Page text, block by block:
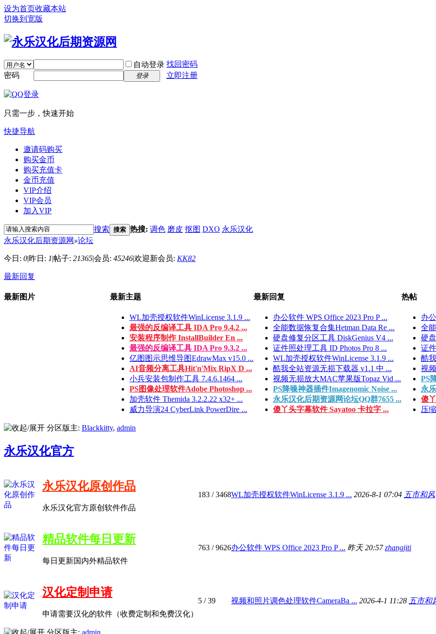
设为首页收藏本站
切换到宽版
自动登录 找回密码
密码
登录 立即注册
只需一步，快速开始
快捷导航
邀请码购买
购买金币
购买充值卡
金币充值
VIP介绍
VIP会员
加入VIP
搜索 搜索 热搜: 调色 磨皮 抠图 DXO 永乐汉化
永乐汉化后期资源网 »论坛
今日: 0|昨日: 1|帖子: 21365|会员: 45246|欢迎新会员: KK82
最新回复
最新图片 最新主题
WL加壳授权软件WinLicense 3.1.9 ...
最强的反编译工具 IDA Pro 9.4.2 ...
安装程序制作 InstallBuilder En ...
最强的反编译工具 IDA Pro 9.3.2 ...
亿图图示思维导图EdrawMax v15.0 ...
AI音频分离工具Hit'n'Mix RipX D ...
小兵安装包制作工具 7.4.6.1464 ...
PS图像处理软件Adobe Photoshop ...
加壳软件 Themida 3.2.2.22 x32+ ...
威力导演24 CyberLink PowerDire ...
最新回复
办公软件 WPS Office 2023 Pro P ...
全能数据恢复合集Hetman Data Re ...
硬盘修复分区工具 DiskGenius V4 ...
证件照处理工具 ID Photos Pro 8 ...
WL加壳授权软件WinLicense 3.1.9 ...
酷我全站资源无损下载器 v1.1 中 ...
视频无损放大MAC苹果版Topaz Vid ...
PS降噪神器插件Imagenomic Noise ...
永乐汉化后期资源网论坛QQ群7655 ...
傻丫头字幕软件 Sayatoo 卡拉字 ...
热帖
办
全
硬
证
酷
视
PS
永
傻
压
分区版主: Blackkitty, admin
永乐汉化官方
永乐汉化原创作品
永乐汉化官方原创软件作品
183 / 3468WL加壳授权软件WinLicense 3.1.9 ... 2026-8-1 07:04 五市和风
精品软件每日更新
每日更新国内外精品软件
763 / 9626办公软件 WPS Office 2023 Pro P ... 昨天 20:57 zhangjiti
汉化定制申请
申请需要汉化的软件（收费定制和免费汉化）
5 / 39 视频和照片调色处理软件CameraBa ... 2026-4-1 11:28 五市和
分区版主: admin